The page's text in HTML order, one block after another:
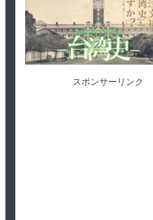
スポンサーリンク